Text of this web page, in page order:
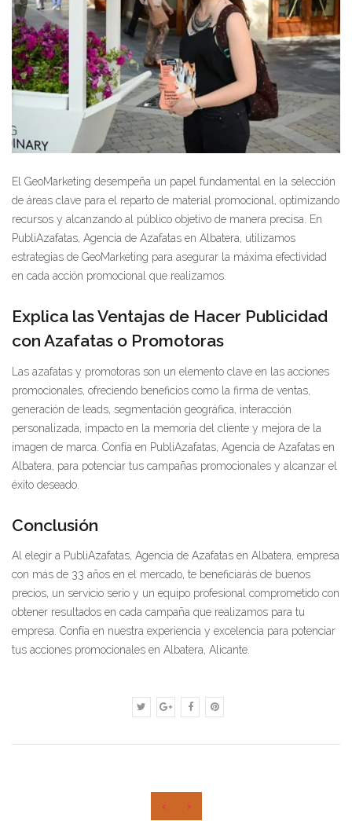
El GeoMarketing desempeña un papel fundamental en la selección
de áreas clave para el reparto de material promocional, optimizando
recursos y alcanzando al público objetivo de manera precisa. En
PubliAzafatas, Agencia de Azafatas en Albatera, utilizamos
estrategias de GeoMarketing para asegurar la máxima efectividad
en cada acción promocional que realizamos.
Explica las Ventajas de Hacer Publicidad
con Azafatas o Promotoras
Las azafatas y promotoras son un elemento clave en las acciones
promocionales, ofreciendo beneficios como la firma de ventas,
generación de leads, segmentación geográfica, interacción
personalizada, impacto en la memoria del cliente y mejora de la
imagen de marca. Confía en PubliAzafatas, Agencia de Azafatas en
Albatera, para potenciar tus campañas promocionales y alcanzar el
éxito deseado.
Conclusión
Al elegir a PubliAzafatas, Agencia de Azafatas en Albatera, empresa
con más de 33 años en el mercado, te beneficiarás de buenos
precios, un servicio serio y un equipo profesional comprometido con
obtener resultados en cada campaña que realizamos para tu
empresa. Confía en nuestra experiencia y excelencia para potenciar
tus acciones promocionales en Albatera, Alicante.
‹ ›